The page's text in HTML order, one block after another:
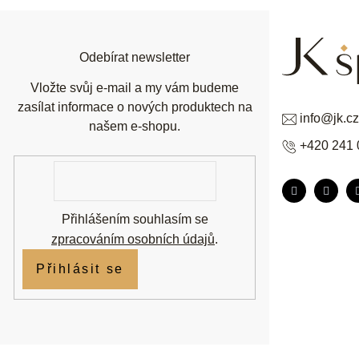
info@jk.cz
+420 241
Odebírat newsletter
Vložte svůj e-mail a my vám budeme
zasílat informace o nových produktech na
našem e-shopu.
Přihlášením souhlasím se
zpracováním osobních údajů.
Přihlásit se